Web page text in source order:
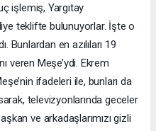
işlemiş, Yargıtay
teklifte bulunuyorlar. İşte o
Bunlardan en azılıları 19
veren Meşe’ydi. Ekrem
ifadeleri ile, bunları da
televizyonlarında geceler
ve arkadaşlarımızı gizli